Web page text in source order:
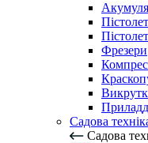
Фрезери
Садова
Садова